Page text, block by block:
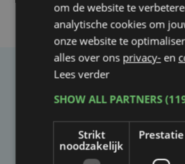
Heb je een taal- of
om de website te
analytische cookies om
onze website te
alles over ons privacy- en
Lees verder
SHOW ALL PARTNERS
Strikt
noodzakelijk
Prestatie